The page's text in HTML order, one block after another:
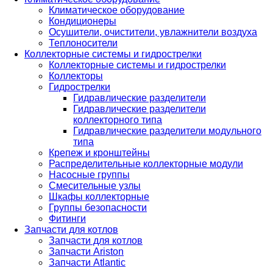
Климатическое оборудование
Кондиционеры
Осушители, очистители, увлажнители воздуха
Теплоносители
Коллекторные системы и гидрострелки
Коллекторные системы и гидрострелки
Коллекторы
Гидрострелки
Гидравлические разделители
Гидравлические разделители
коллекторного типа
Гидравлические разделители модульного
типа
Крепеж и кронштейны
Распределительные коллекторные модули
Насосные группы
Смесительные узлы
Шкафы коллекторные
Группы безопасности
Фитинги
Запчасти для котлов
Запчасти для котлов
Запчасти Ariston
Запчасти Atlantic